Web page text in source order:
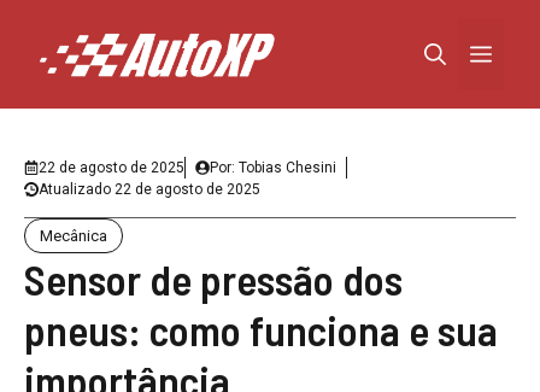
conteúdo
Menu
22 de agosto de 2025 Por: Tobias Chesini
Atualizado 22 de agosto de 2025
Mecânica
Sensor de pressão dos
pneus: como funciona e sua
importância